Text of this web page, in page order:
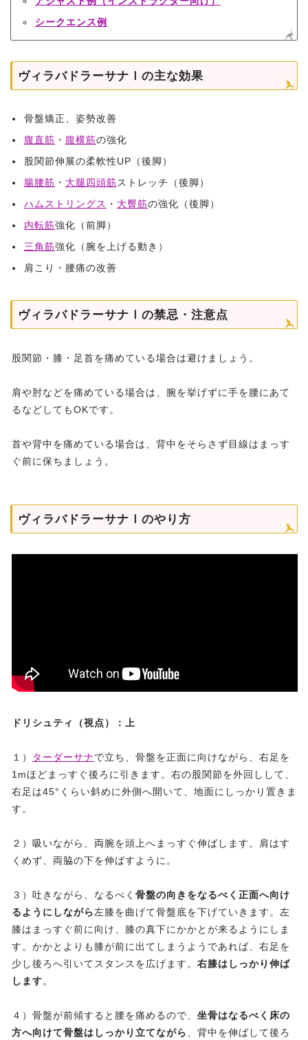
シークエンス例
ヴィラバドラーサナⅠの主な効果
骨盤矯正、姿勢改善
腹直筋 ・ 腹横筋の強化
股関節伸展の柔軟性UP（後脚）
腸腰筋 ・ 大腿四頭筋ストレッチ（後脚）
ハムストリングス ・ 大臀筋の強化（後脚）
内転筋強化（前脚）
三角筋強化（腕を上げる動き）
肩こり・腰痛の改善
ヴィラバドラーサナⅠの禁忌・注意点
股関節・膝・足首を痛めている場合は避けましょう。
肩や肘などを痛めている場合は、腕を挙げずに手を腰にあて
るなどしてもOKです。
首や背中を痛めている場合は、背中をそらさず目線はまっす
ぐ前に保ちましょう。
ヴィラバドラーサナⅠのやり方
ドリシュティ（視点）：上
１） ターダーサナで立ち、骨盤を正面に向けながら、右足を
1mほどまっすぐ後ろに引きます。右の股関節を外回しして、
右足は45°くらい斜めに外側へ開いて、地面にしっかり置きま
す。
２）吸いながら、両腕を頭上へまっすぐ伸ばします。肩はす
くめず、両脇の下を伸ばすように。
３）吐きながら、なるべく 骨盤の向きをなるべく正面へ向け
るようにしながら左膝を曲げて骨盤底を下げていきます。左
膝はまっすぐ前に向け、膝の真下にかかとが来るようにしま
す。かかとよりも膝が前に出てしまうようであれば、右足を
少し後ろへ引いてスタンスを広げます。 右膝はしっかり伸ば
します。
４）骨盤が前傾すると腰を痛めるので、 坐骨はなるべく床の
方へ向けて骨盤はしっかり立てながら
、背中を伸ばして後ろ